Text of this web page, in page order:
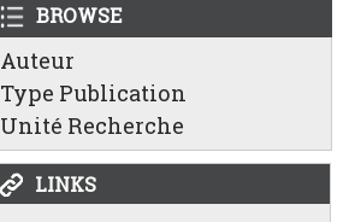
BROWSE
Auteur
Type Publication
Unité Recherche
LINKS